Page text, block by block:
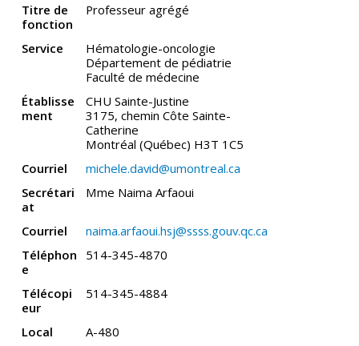
Titre de
fonction
Professeur agrégé
Service
Hématologie-oncologie
Département de pédiatrie
Faculté de médecine
Établisse
ment
CHU Sainte-Justine
3175, chemin Côte Sainte-
Catherine
Montréal (Québec) H3T 1C5
Courriel
michele.david@umontreal.ca
Secrétari
at
Mme Naima Arfaoui
Courriel
naima.arfaoui.hsj@ssss.gouv.qc.ca
Téléphon
e
514-345-4870
Télécopi
eur
514-345-4884
Local
A-480